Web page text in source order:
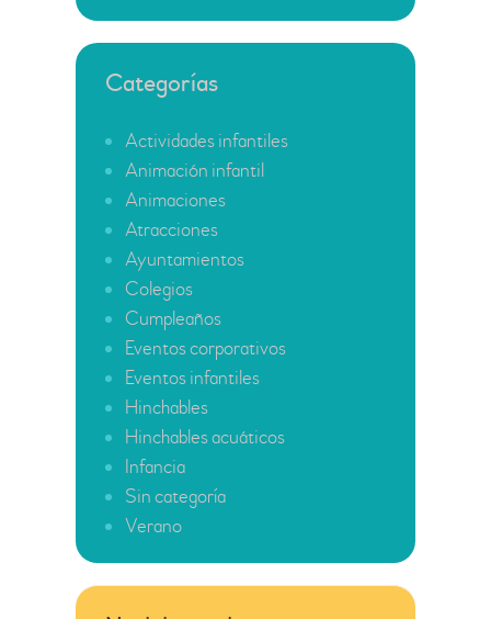
Categorías
Actividades infantiles
Animación infantil
Animaciones
Atracciones
Ayuntamientos
Colegios
Cumpleaños
Eventos corporativos
Eventos infantiles
Hinchables
Hinchables acuáticos
Infancia
Sin categoría
Verano